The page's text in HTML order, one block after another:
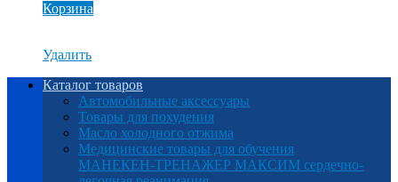
Корзина
Удалить
Каталог товаров
Автомобильные аксессуары
Товары для похудения
Масло холодного отжима
Медицинские товары для обучения
МАНЕКЕН-ТРЕНАЖЕР МАКСИМ сердечно-